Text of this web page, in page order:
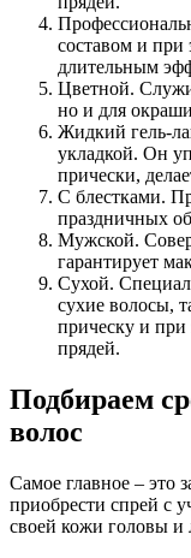
составом и при
длительным
Цветной.
но и для
Жидкий гель-
укладкой. Он
прически,
С блестками.
праздничных
Мужской.
гарантирует
Сухой.
сухие волосы,
прическу и при
прядей.
Подбираем
волос
Самое главное – это
приобрести спрей с
своей кожи головы и